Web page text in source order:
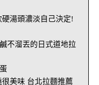
湯頭濃淡自己決定!
不溜丟的日式道地拉
美味 台北拉麵推薦